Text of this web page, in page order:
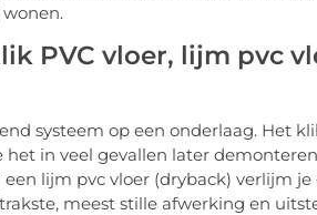
PVC vloer, lijm pvc
systeem op een onderlaag. Het
in veel gevallen later
lijm pvc vloer (dryback) verlijm
meest stille afwerking en